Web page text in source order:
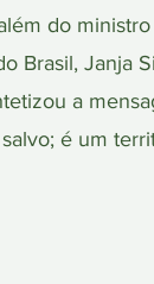
do
Brasil, Janja
a
é um